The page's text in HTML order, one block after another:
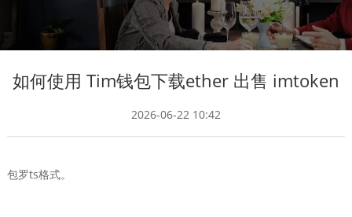
如何使用 Tim钱包下载ether 出售 imtoken
2026-06-22 10:42
包罗ts格式。